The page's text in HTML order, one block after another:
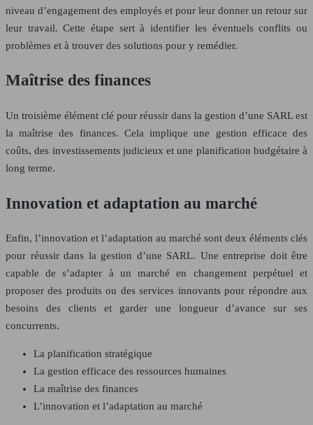
niveau d’engagement des employés et pour leur donner un retour sur
leur travail. Cette étape sert à identifier les éventuels conflits ou
problèmes et à trouver des solutions pour y remédier.
Maîtrise des finances
Un troisième élément clé pour réussir dans la gestion d’une SARL est
la maîtrise des finances. Cela implique une gestion efficace des
coûts, des investissements judicieux et une planification budgétaire à
long terme.
Innovation et adaptation au marché
Enfin, l’innovation et l’adaptation au marché sont deux éléments clés
pour réussir dans la gestion d’une SARL. Une entreprise doit être
capable de s’adapter à un marché en changement perpétuel et
proposer des produits ou des services innovants pour répondre aux
besoins des clients et garder une longueur d’avance sur ses
concurrents.
La planification stratégique
La gestion efficace des ressources humaines
La maîtrise des finances
L’innovation et l’adaptation au marché